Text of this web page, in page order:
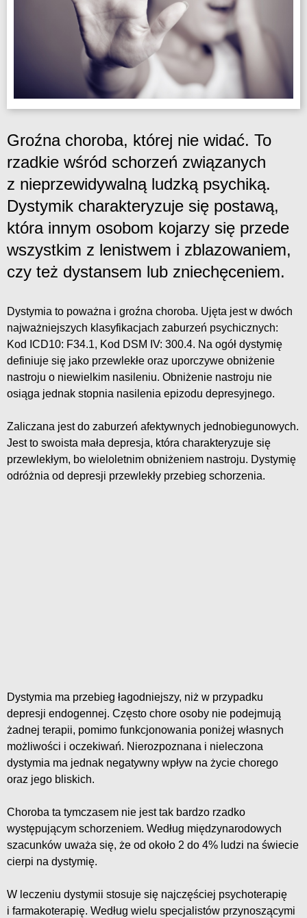
Groźna choroba, której nie widać. To
rzadkie wśród schorzeń związanych
z nieprzewidywalną ludzką psychiką.
Dystymik charakteryzuje się postawą,
która innym osobom kojarzy się przede
wszystkim z lenistwem i zblazowaniem,
czy też dystansem lub zniechęceniem.
Dystymia to poważna i groźna choroba. Ujęta jest w dwóch
najważniejszych klasyfikacjach zaburzeń psychicznych:
Kod ICD10: F34.1, Kod DSM IV: 300.4. Na ogół dystymię
definiuje się jako przewlekłe oraz uporczywe obniżenie
nastroju o niewielkim nasileniu. Obniżenie nastroju nie
osiąga jednak stopnia nasilenia epizodu depresyjnego.
Zaliczana jest do zaburzeń afektywnych jednobiegunowych.
Jest to swoista mała depresja, która charakteryzuje się
przewlekłym, bo wieloletnim obniżeniem nastroju. Dystymię
odróżnia od depresji przewlekły przebieg schorzenia.
Dystymia ma przebieg łagodniejszy, niż w przypadku
depresji endogennej. Często chore osoby nie podejmują
żadnej terapii, pomimo funkcjonowania poniżej własnych
możliwości i oczekiwań. Nierozpoznana i nieleczona
dystymia ma jednak negatywny wpływ na życie chorego
oraz jego bliskich.
Choroba ta tymczasem nie jest tak bardzo rzadko
występującym schorzeniem. Według międzynarodowych
szacunków uważa się, że od około 2 do 4% ludzi na świecie
cierpi na dystymię.
W leczeniu dystymii stosuje się najczęściej psychoterapię
i farmakoterapię. Według wielu specjalistów przynoszącymi